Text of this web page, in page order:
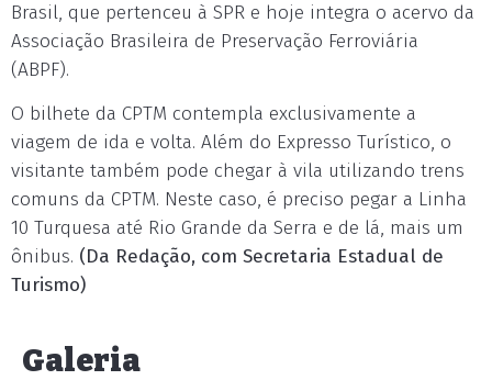
Brasil, que pertenceu à SPR e hoje integra o acervo da
Associação Brasileira de Preservação Ferroviária
(ABPF).
O bilhete da CPTM contempla exclusivamente a
viagem de ida e volta. Além do Expresso Turístico, o
visitante também pode chegar à vila utilizando trens
comuns da CPTM. Neste caso, é preciso pegar a Linha
10 Turquesa até Rio Grande da Serra e de lá, mais um
ônibus. (Da Redação, com Secretaria Estadual de
Turismo)
Galeria